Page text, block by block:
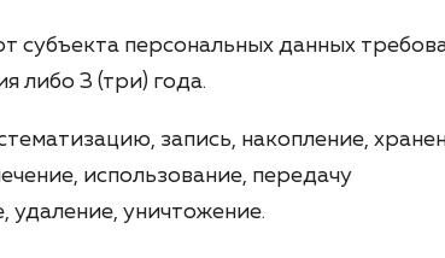
субъекта персональных данных
либо 3 (три) года.
запись, накопление,
использование, передачу
удаление, уничтожение.